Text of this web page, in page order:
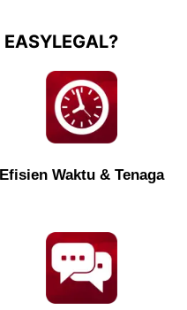
Efisien Waktu & Tenaga